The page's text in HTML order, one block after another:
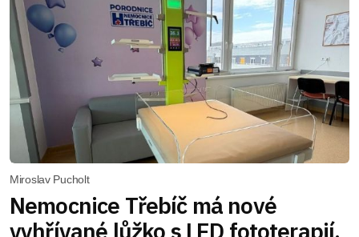
Miroslav Pucholt
Nemocnice Třebíč má nové